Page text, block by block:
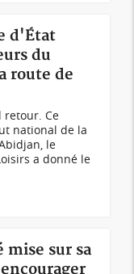
d'État
du
route de
retour. Ce
national de la
le
a donné le
mise sur sa